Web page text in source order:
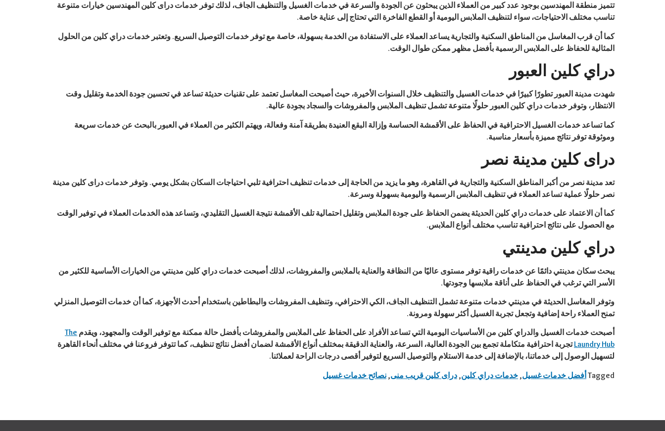
تتميز منطقة المهندسين بوجود عدد كبير من العملاء الذين يبحثون عن الجودة والسرعة في خدمات الغسيل والتنظيف الجاف، لذلك توفر خدمات دراى كلين المهندسين خيارات متنوعة
تناسب مختلف الاحتياجات، سواء لتنظيف الملابس اليومية أو القطع الفاخرة التي تحتاج إلى عناية خاصة.
كما أن قرب المغاسل من المناطق السكنية والتجارية يساعد العملاء على الاستفادة من الخدمة بسهولة، خاصة مع توفر خدمات التوصيل السريع. وتعتبر خدمات دراي كلين من الحلول
المثالية للحفاظ على الملابس الرسمية بأفضل مظهر ممكن طوال الوقت.
دراي كلين العبور
شهدت مدينة العبور تطورًا كبيرًا في خدمات الغسيل والتنظيف خلال السنوات الأخيرة، حيث أصبحت المغاسل تعتمد على تقنيات حديثة تساعد في تحسين جودة الخدمة وتقليل وقت
الانتظار، وتوفر خدمات دراي كلين العبور حلولًا متنوعة تشمل تنظيف الملابس والمفروشات والسجاد بجودة عالية.
كما تساعد خدمات الغسيل الاحترافية في الحفاظ على الأقمشة الحساسة وإزالة البقع العنيدة بطريقة آمنة وفعالة، ويهتم الكثير من العملاء في العبور بالبحث عن خدمات سريعة
وموثوقة توفر نتائج مميزة بأسعار مناسبة.
دراى كلين مدينة نصر
تعد مدينة نصر من أكبر المناطق السكنية والتجارية في القاهرة، وهو ما يزيد من الحاجة إلى خدمات تنظيف احترافية تلبي احتياجات السكان بشكل يومي. وتوفر خدمات دراى كلين مدينة
نصر حلولًا عملية تساعد العملاء في تنظيف الملابس الرسمية واليومية بسهولة وسرعة.
كما أن الاعتماد على خدمات دراي كلين الحديثة يضمن الحفاظ على جودة الملابس وتقليل احتمالية تلف الأقمشة نتيجة الغسيل التقليدي، وتساعد هذه الخدمات العملاء في توفير الوقت
مع الحصول على نتائج احترافية تناسب مختلف أنواع الملابس.
دراي كلين مدينتي
يبحث سكان مدينتي دائمًا عن خدمات راقية توفر مستوى عاليًا من النظافة والعناية بالملابس والمفروشات، لذلك أصبحت خدمات دراي كلين مدينتي من الخيارات الأساسية للكثير من
الأسر التي ترغب في الحفاظ على أناقة ملابسها وجودتها.
وتوفر المغاسل الحديثة في مدينتي خدمات متنوعة تشمل التنظيف الجاف، الكي الاحترافي، وتنظيف المفروشات والبطاطين باستخدام أحدث الأجهزة، كما أن خدمات التوصيل المنزلي
تمنح العملاء راحة إضافية وتجعل تجربة الغسيل أكثر سهولة ومرونة.
أصبحت خدمات الغسيل والدراي كلين من الأساسيات اليومية التي تساعد الأفراد على الحفاظ على الملابس والمفروشات بأفضل حالة ممكنة مع توفير الوقت والمجهود، ويقدم The
Laundry Hubتجربة احترافية متكاملة تجمع بين الجودة العالية، السرعة، والعناية الدقيقة بمختلف أنواع الأقمشة لضمان أفضل نتائج تنظيف، كما تتوفر فروعنا في مختلف أنحاء القاهرة
لتسهيل الوصول إلى خدماتنا، بالإضافة إلى خدمة الاستلام والتوصيل السريع لتوفير أقصى درجات الراحة لعملائنا.
Tagged أفضل خدمات غسيل, خدمات دراي كلين, دراى كلين قريب منى, نصائح خدمات غسيل